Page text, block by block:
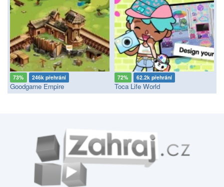
73% 246k přehrání
Goodgame Empire
72% 62.2k přehrání
Toca Life World